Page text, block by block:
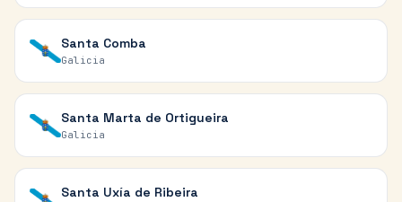
Santa Comba
Galicia
Santa Marta de Ortigueira
Galicia
Santa Uxía de Ribeira